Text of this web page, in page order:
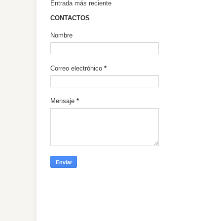
Entrada más reciente
CONTACTOS
Nombre
Correo electrónico *
Mensaje *